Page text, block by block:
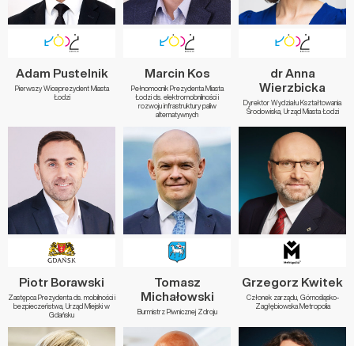
Adam Pustelnik
Pierwszy Wiceprezydent Miasta
Łodzi
Marcin Kos
Pełnomocnik Prezydenta Miasta
Łodzi ds. elektromobnilności i
rozwoju infrastruktury paliw
alternatywnych
dr Anna
Wierzbicka
Dyrektor Wydziału Kształtowania
Środowiska, Urząd Miasta Łodzi
Piotr Borawski
Zastępca Prezydenta ds. mobilności i
bezpieczeństwa, Urząd Miejski w
Gdańsku
Tomasz
Michałowski
Burmistrz Piwnicznej Zdroju
Grzegorz Kwitek
Członek zarządu, Górnośląsko-
Zagłębiowska Metropolia